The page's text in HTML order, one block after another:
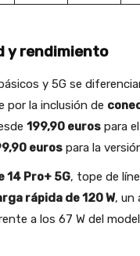
y rendimiento
y 5G se
por la inclusión de
199,90 euros para
euros para la
14 Pro+ 5G, tope de
rápida de 120 W, un
a los 67 W del